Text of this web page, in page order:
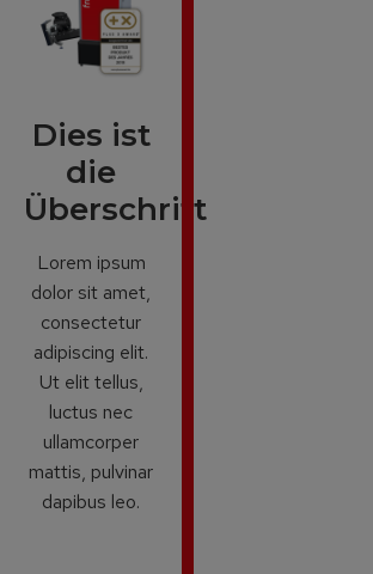
Dies ist
die
Überschrift
Lorem ipsum
dolor sit amet,
consectetur
adipiscing elit.
Ut elit tellus,
luctus nec
ullamcorper
mattis, pulvinar
dapibus leo.